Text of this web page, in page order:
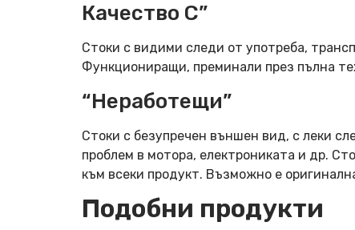
Качество C”
Стоки с видими следи от употреба,
Функциониращи, преминали през пълна
“Неработещи”
Стоки с безупречен външен вид, с леки
проблем в мотора, електрониката и др.
към всеки продукт. Възможно е
Подобни продукти